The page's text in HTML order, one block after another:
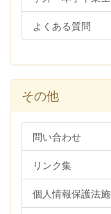
よくある質問
その他
問い合わせ
リンク集
個人情報保護法